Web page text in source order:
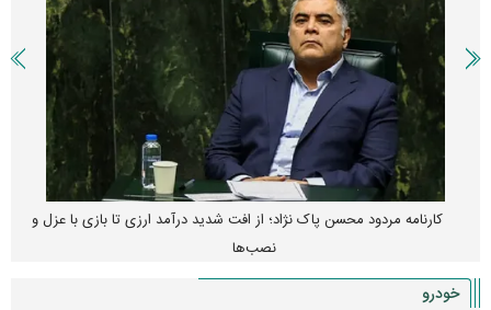
کارنامه مردود محسن پاک‌ نژاد؛ از افت شدید درآمد ارزی تا بازی با عزل و
نصب‌ها
خودرو